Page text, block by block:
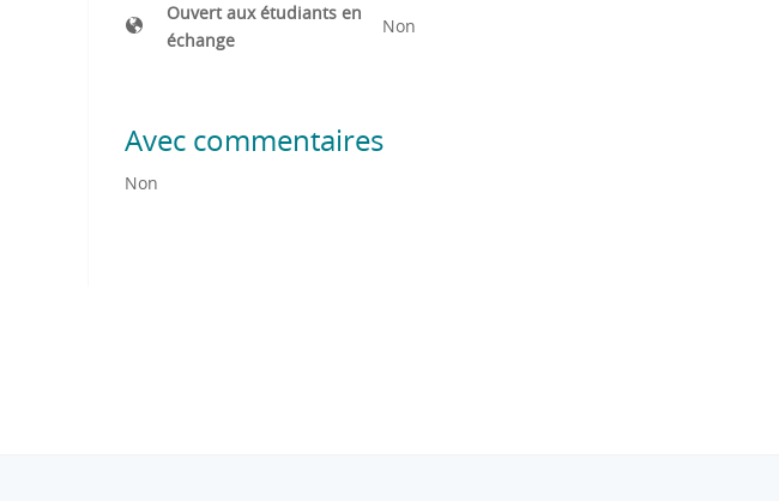
Ouvert aux étudiants en
échange
Non
Avec commentaires
Non